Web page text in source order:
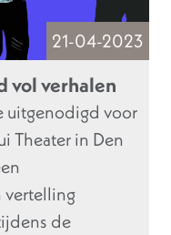
21-04-2023
vol verhalen
uitgenodigd voor
Theater in Den
vertelling
de